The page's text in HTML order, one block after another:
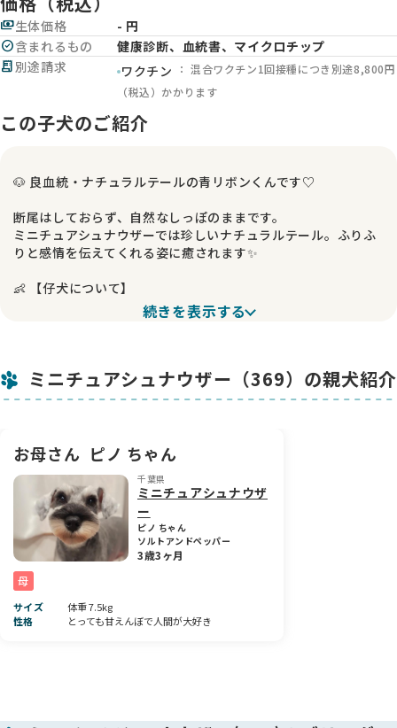
payments生体価格
- 円
check_circle含まれるもの
健康診断、血統書、マイクロチップ
receipt_long別途請求 ワクチン
： 混合ワクチン1回接種につき別途8,800円
（税込）かかります
この子犬のご紹介
🐶 良血統・ナチュラルテールの青リボンくんです♡
断尾はしておらず、自然なしっぽのままです。
ミニチュアシュナウザーでは珍しいナチュラルテール。ふりふ
りと感情を伝えてくれる姿に癒されます✨
👶 【仔犬について】
父犬：ソルト＆ペッパー（他犬舎様所属）
たっぷりの愛情と栄養を受けてすくすく成長中！
青リボンくんは第二子として、4月14日 午前7:55 に誕生しまし
良血統ならではの整った顔立ちで、とても可愛らしい表情を見
せてくれます♪
音の出るおもちゃや、きょうだいとのひっぱりっこ遊びが大好
き！
手を差し出すとしっぽを振りながら元気に寄ってくる甘えん坊
さんです🐾
🦴 【ナチュラルテールの魅力】
当方では動物愛護の観点から断尾を行っておりません。
しっぽにはたくさんの感情が表れ、生後間もない時期からママ
続きを表示する
ミニチュアシュナウザー（369）の親犬紹介
お母さん ピノ ちゃん
千葉県
ミニチュアシュナウザ
ー
ピノ ちゃん
ソルトアンドペッパー
3歳3ヶ月
母
サイズ
体重 7.5kg
性格
とっても甘えんぼで人間が大好き